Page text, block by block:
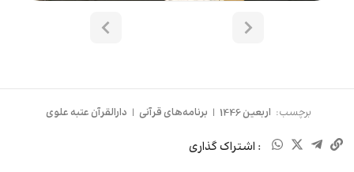
برچسب: اربعین 1446 | برنامه‌های قرآنی | دارالقرآن عتبه علوی
: اشتراک گذاری